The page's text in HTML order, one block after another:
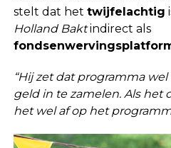
stelt dat het twijfelachtig
Holland Baktindirect als
“Hij zet dat programma
geld in te zamelen. Als het
het wel af op het